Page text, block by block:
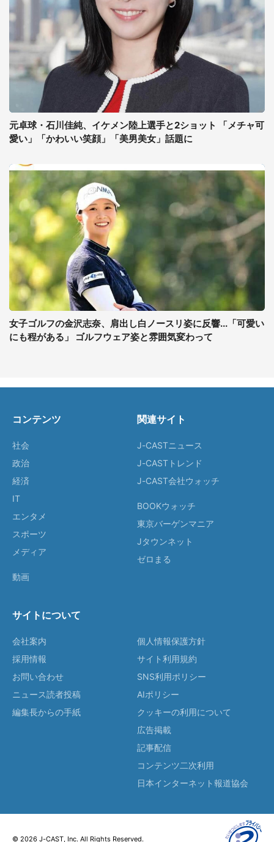
元卓球・石川佳純、イケメン陸上選手と2ショット 「メチャ可
愛い」「かわいい笑顔」「美男美女」話題に
女子ゴルフの金沢志奈、肩出し白ノースリ姿に反響...「可愛い
にも程がある」 ゴルフウェア姿と雰囲気変わって
コンテンツ
社会
政治
経済
IT
エンタメ
スポーツ
メディア
動画
関連サイト
J-CASTニュース
J-CASTトレンド
J-CAST会社ウォッチ
BOOKウォッチ
東京バーゲンマニア
Jタウンネット
ゼロまる
サイトについて
会社案内
採用情報
お問い合わせ
ニュース読者投稿
編集長からの手紙
個人情報保護方針
サイト利用規約
SNS利用ポリシー
AIポリシー
クッキーの利用について
広告掲載
記事配信
コンテンツ二次利用
日本インターネット報道協会
© 2026 J-CAST, Inc. All Rights Reserved.